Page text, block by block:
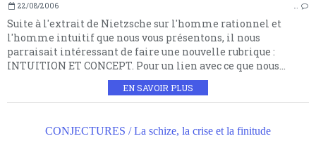
22/08/2006
Suite à l'extrait de Nietzsche sur l'homme rationnel et
l'homme intuitif que nous vous présentons, il nous
parraisait intéressant de faire une nouvelle rubrique :
INTUITION ET CONCEPT. Pour un lien avec ce que nous...
EN SAVOIR PLUS
CONJECTURES / La schize, la crise et la finitude